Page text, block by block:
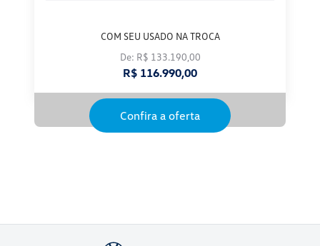
COM SEU USADO NA TROCA
De: R$ 133.190,00
R$ 116.990,00
Confira a oferta